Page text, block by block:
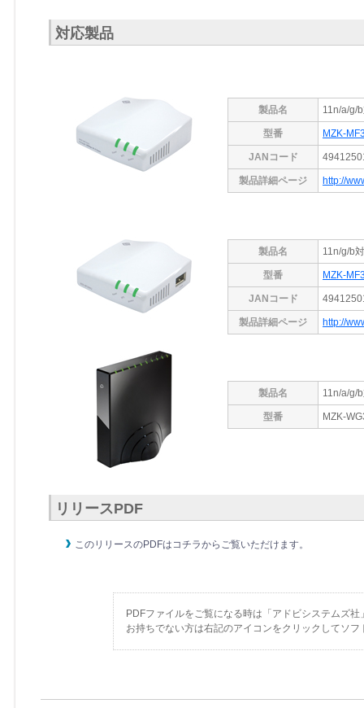
対応製品
製品名 11n/a/g/
型番 MZK-
JANコード
製品詳細ページ http://
製品名 11n/g/b
型番 MZK-
JANコード
製品詳細ページ http://
製品名 11n/a/g/
型番 MZK-
リリースPDF
このリリースのPDFはコチラからご覧いただけます。
PDFファイルをご覧になる時は「アドビシステムズ社
お持ちでない方は右記のアイコンをクリックしてソ